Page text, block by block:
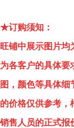
★订购须知：
旺铺中展示图片均
为各客户的具体要
图，颜色等具体
的价格仅供参考，
销售人员的正式报